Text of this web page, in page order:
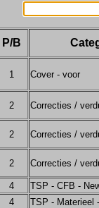
P/B
1 Cover - voor
2 Correcties /
2 Correcties /
2 Correcties /
4
TSP - CFB -
4
TSP - Materieel